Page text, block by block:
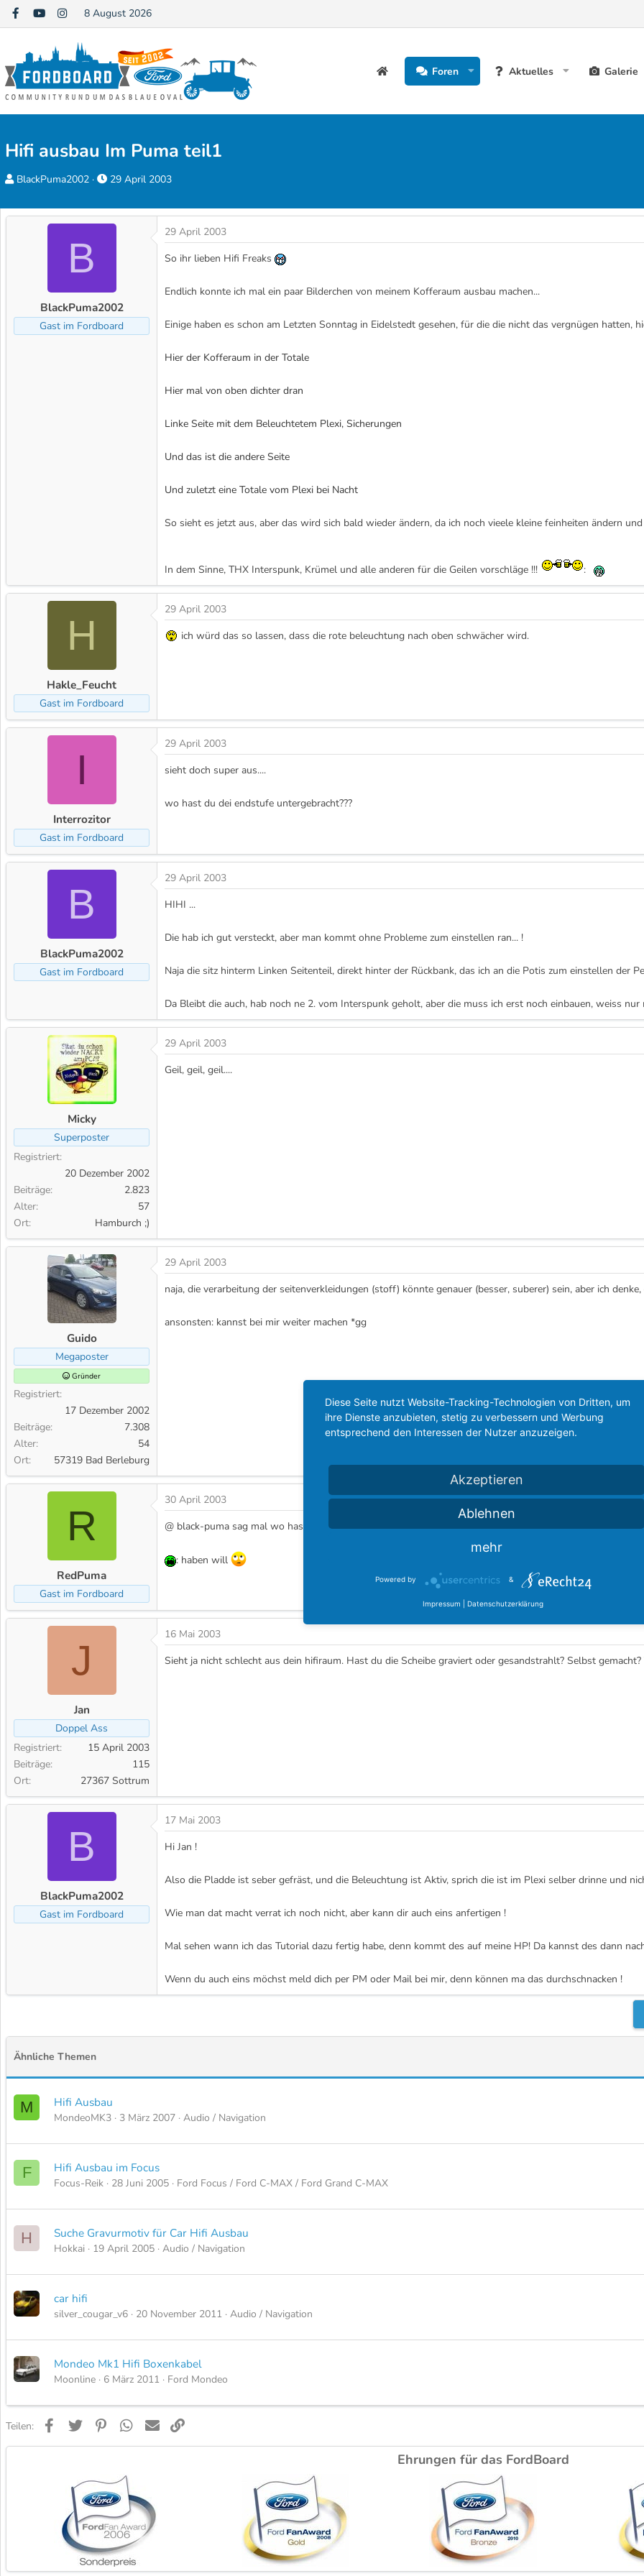
8 August 2026
Foren Aktuelles Galerie
Hifi ausbau Im Puma teil1
E
s
BlackPuma2002
E
s
t
t
a
m
29 April 2003
B
BlackPuma2002
Gast im Fordboard
29 April 2003
So ihr lieben Hifi Freaks
Endlich konnte ich mal ein paar Bilderchen von meinem Kofferaum ausbau machen...
Einige haben es schon am Letzten Sonntag in Eidelstedt gesehen, für die die nicht das vergnügen hatten,
Hier der Kofferaum in der Totale
Hier mal von oben dichter dran
Linke Seite mit dem Beleuchtetem Plexi, Sicherungen
Und das ist die andere Seite
Und zuletzt eine Totale vom Plexi bei Nacht
So sieht es jetzt aus, aber das wird sich bald wieder ändern, da ich noch vieele kleine feinheiten ändern
In dem Sinne, THX Interspunk, Krümel und alle anderen für die Geilen vorschläge !!! :
H
Hakle_Feucht
Gast im Fordboard
29 April 2003
ich würd das so lassen, dass die rote beleuchtung nach oben schwächer wird.
I
Interrozitor
Gast im Fordboard
29 April 2003
sieht doch super aus....
wo hast du dei endstufe untergebracht???
B
BlackPuma2002
Gast im Fordboard
29 April 2003
HIHI ...
Die hab ich gut versteckt, aber man kommt ohne Probleme zum einstellen ran... !
Naja die sitz hinterm Linken Seitenteil, direkt hinter der Rückbank, das ich an die Potis zum einstellen der
Da Bleibt die auch, hab noch ne 2. vom Interspunk geholt, aber die muss ich erst noch einbauen, weiss
Micky
Superposter
Registriert
20 Dezember 2002
Beiträge
2.823
Alter
57
Ort
Hamburch ;)
29 April 2003
Geil, geil, geil....
Guido
Megaposter
Gründer
Registriert
17 Dezember 2002
Beiträge
7.308
Alter
54
Ort
57319 Bad Berleburg
29 April 2003
naja, die verarbeitung der seitenverkleidungen (stoff) könnte genauer (besser, suberer) sein, aber ich
ansonsten: kannst bei mir weiter machen *gg
R
RedPuma
Gast im Fordboard
30 April 2003
@ black-puma sag mal wo hast du denn diese geile plexiplatte her.. gefällt mir voll super gut mit dem
: haben will
J
Jan
Doppel Ass
Registriert
15 April 2003
Beiträge
115
Ort
27367 Sottrum
16 Mai 2003
Sieht ja nicht schlecht aus dein hifiraum. Hast du die Scheibe graviert oder gesandstrahlt? Selbst
B
BlackPuma2002
Gast im Fordboard
17 Mai 2003
Hi Jan !
Also die Pladde ist seber gefräst, und die Beleuchtung ist Aktiv, sprich die ist im Plexi selber drinne und
Wie man dat macht verrat ich noch nicht, aber kann dir auch eins anfertigen !
Mal sehen wann ich das Tutorial dazu fertig habe, denn kommt des auf meine HP! Da kannst des dann
Wenn du auch eins möchst meld dich per PM oder Mail bei mir, denn können ma das durchschnacken !
Ähnliche Themen
M Hifi Ausbau
MondeoMK3 3 März 2007 Audio / Navigation
F Hifi Ausbau im Focus
Focus-Reik 28 Juni 2005 Ford Focus / Ford C-MAX / Ford Grand C-MAX
H Suche Gravurmotiv für Car Hifi Ausbau
Hokkai 19 April 2005 Audio / Navigation
car hifi
silver_cougar_v6 20 November 2011 Audio / Navigation
Mondeo Mk1 Hifi Boxenkabel
Moonline 6 März 2011 Ford Mondeo
Teilen: FacebookTwitter PinterestWhatsApp
E-Mail
Ehrungen für das FordBoard
Diese Seite nutzt Website-Tracking-Technologien von Dritten, um
ihre Dienste anzubieten, stetig zu verbessern und Werbung
entsprechend den Interessen der Nutzer anzuzeigen.
Akzeptieren
Ablehnen
mehr
Powered by &
Impressum Datenschutzerklärung